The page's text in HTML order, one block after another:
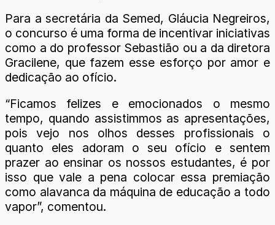
Para a secretária da Semed, Gláucia Negreiros,
o concurso é uma forma de incentivar iniciativas
como a do professor Sebastião ou a da diretora
Gracilene, que fazem esse esforço por amor e
dedicação ao ofício.
“Ficamos felizes e emocionados o mesmo
tempo, quando assistimmos as apresentações,
pois vejo nos olhos desses profissionais o
quanto eles adoram o seu ofício e sentem
prazer ao ensinar os nossos estudantes, é por
isso que vale a pena colocar essa premiação
como alavanca da máquina de educação a todo
vapor”, comentou.